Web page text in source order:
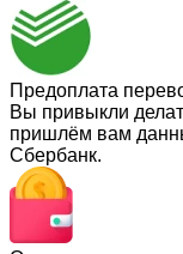
Предоплата
Вы привыкли
пришлём вам
Сбербанк.